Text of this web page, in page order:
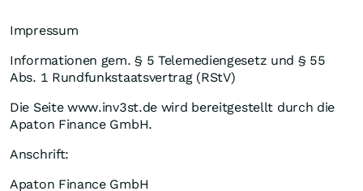
Impressum
Informationen gem. § 5 Telemediengesetz und § 55
Abs. 1 Rundfunkstaatsvertrag (RStV)
Die Seite www.inv3st.de wird bereitgestellt durch die
Apaton Finance GmbH.
Anschrift:
Apaton Finance GmbH